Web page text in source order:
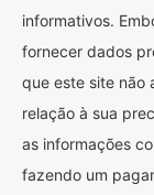
informativos.
fornecer dados
que este site não
relação à sua
as informações
fazendo um